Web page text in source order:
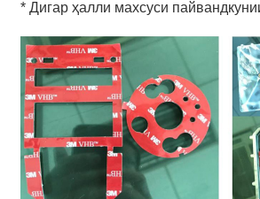
* Дигар ҳалли махсуси